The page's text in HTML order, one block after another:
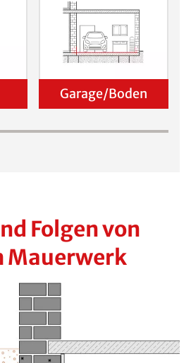
Garage/Boden
Folgen von
Mauerwerk